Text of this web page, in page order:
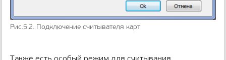
Рис.5.2. Подключение считывателя карт